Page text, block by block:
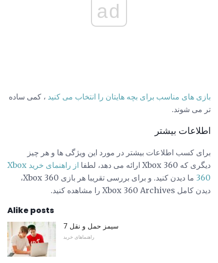
ad
بازی های مناسب برای بچه هایتان را انتخاب می کنید ، کمی ساده
تر می شوند.
اطلاعات بیشتر
برای کسب اطلاعات بیشتر در مورد این ویژگی ها و هر چیز
دیگری که Xbox 360 ارائه می دهد، لطفا
از راهنمای خرید Xbox
360
ما دیدن کنید. و برای بررسی تقریبا هر بازی Xbox 360،
دیدن کامل Xbox 360 Archives را مشاهده کنید.
Alike posts
7 سیمز حمل و نقل
راهنماهای خرید